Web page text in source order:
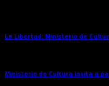
La Libertad: Ministerio de
Ministerio de Cultura invita a